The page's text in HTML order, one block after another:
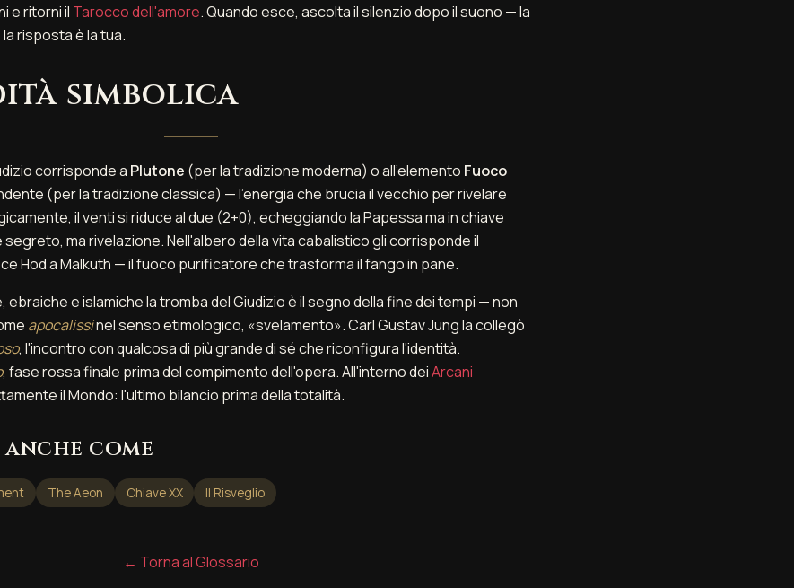
e ritorni il Tarocco dell'amore. Quando esce, ascolta il silenzio dopo il suono — la
risposta è la tua.
simbolica
corrisponde a Plutone (per la tradizione moderna) o all'elemento Fuoco
(per la tradizione classica) — l'energia che brucia il vecchio per rivelare
il venti si riduce al due (2+0), echeggiando la Papessa ma in chiave
ma rivelazione. Nell'albero della vita cabalistico gli corrisponde il
Hod a Malkuth — il fuoco purificatore che trasforma il fango in pane.
e islamiche la tromba del Giudizio è il segno della fine dei tempi — non
apocalissinel senso etimologico, «svelamento». Carl Gustav Jung la collegò
, l'incontro con qualcosa di più grande di sé che riconfigura l'identità.
, fase rossa finale prima del compimento dell'opera. All'interno deiArcani
il Mondo: l'ultimo bilancio prima della totalità.
come
The Aeon Chiave XX Il Risveglio
← Torna al Glossario